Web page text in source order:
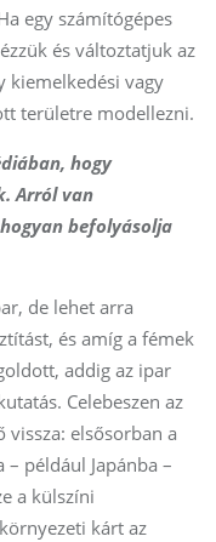
egy számítógépes
és változtatjuk az
kiemelkedési vagy
területre modellezni.
hogy
Arról van
befolyásolja
de lehet arra
és amíg a fémek
addig az ipar
Celebeszen az
elsősorban a
például Japánba –
a külszíni
kárt az